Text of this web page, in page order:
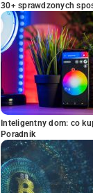
30+ sprawdzonych
Inteligentny dom: co
Poradnik